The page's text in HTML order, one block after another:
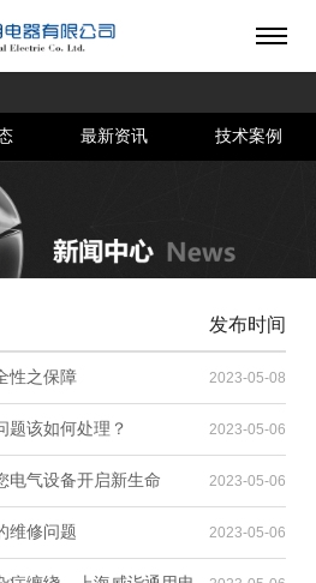
最新资讯 技术案例
发布时间
2023-05-08
性之保障
2023-05-06
题该如何处理？
2023-05-06
电气设备开启新生命
2023-05-06
维修问题